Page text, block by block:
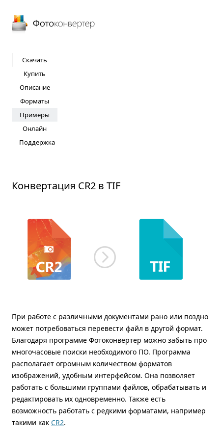
Скачать
Купить
Описание
Форматы
Примеры
Онлайн
Поддержка
Конвертация CR2 в TIF
При работе с различными документами рано или поздно
может потребоваться перевести файл в другой формат.
Благодаря программе Фотоконвертер можно забыть про
многочасовые поиски необходимого ПО. Программа
располагает огромным количеством форматов
изображений, удобным интерфейсом. Она позволяет
работать с большими группами файлов, обрабатывать и
редактировать их одновременно. Также есть
возможность работать с редкими форматами, например
такими как CR2.